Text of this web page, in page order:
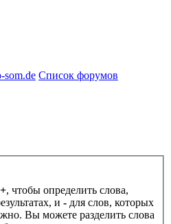
som.de Список форумов
+, чтобы определить слова,
и - для слов, которых
Вы можете разделить слова